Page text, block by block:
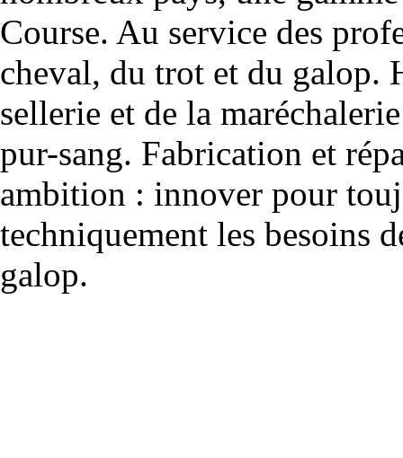
Course. Au service des
cheval, du trot et du galop.
sellerie et de la
pur-sang. Fabrication et
ambition : innover pour
techniquement les besoins
galop.